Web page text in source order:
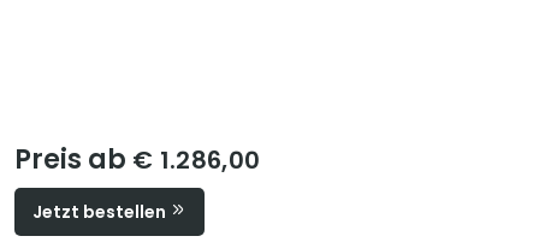
Preis ab € 1.286,00
Jetzt bestellen